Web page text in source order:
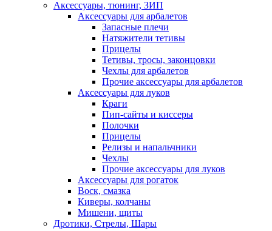
Аксессуары, тюнинг, ЗИП
Аксессуары для арбалетов
Запасные плечи
Натяжители тетивы
Прицелы
Тетивы, тросы, законцовки
Чехлы для арбалетов
Прочие аксессуары для арбалетов
Аксессуары для луков
Краги
Пип-сайты и киссеры
Полочки
Прицелы
Релизы и напальчники
Чехлы
Прочие аксессуары для луков
Аксессуары для рогаток
Воск, смазка
Киверы, колчаны
Мишени, щиты
Дротики, Стрелы, Шары